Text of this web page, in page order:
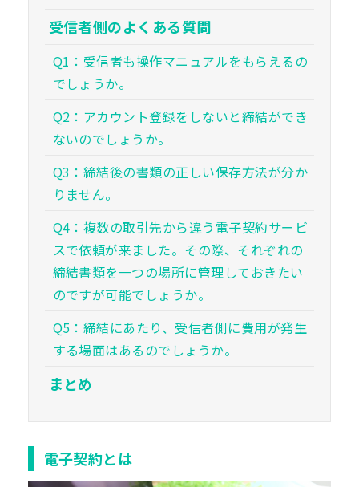
受信者側のよくある質問
Q1：受信者も操作マニュアルをもらえるの
でしょうか。
Q2：アカウント登録をしないと締結ができ
ないのでしょうか。
Q3：締結後の書類の正しい保存方法が分か
りません。
Q4：複数の取引先から違う電子契約サービ
スで依頼が来ました。その際、それぞれの
締結書類を一つの場所に管理しておきたい
のですが可能でしょうか。
Q5：締結にあたり、受信者側に費用が発生
する場面はあるのでしょうか。
まとめ
電子契約とは